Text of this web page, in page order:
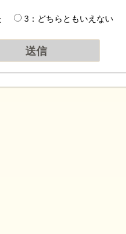
3：どちらともいえない